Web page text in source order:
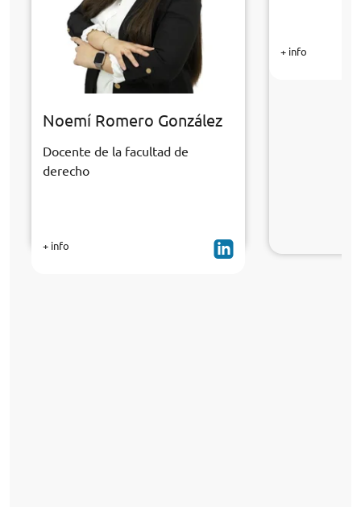
Noemí Romero González
Docente de la facultad de
derecho
+ info
+ info